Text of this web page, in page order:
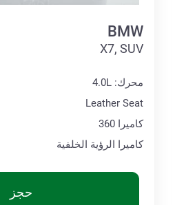
BMW
X7, SUV
محرك: 4.0L
Leather Seat
كاميرا 360
كاميرا الرؤية الخلفية
حجز